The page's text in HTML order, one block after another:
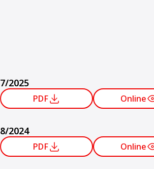
7/2025
PDF Online
8/2024
PDF Online